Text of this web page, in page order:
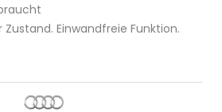
Einwandfreie Funktion.